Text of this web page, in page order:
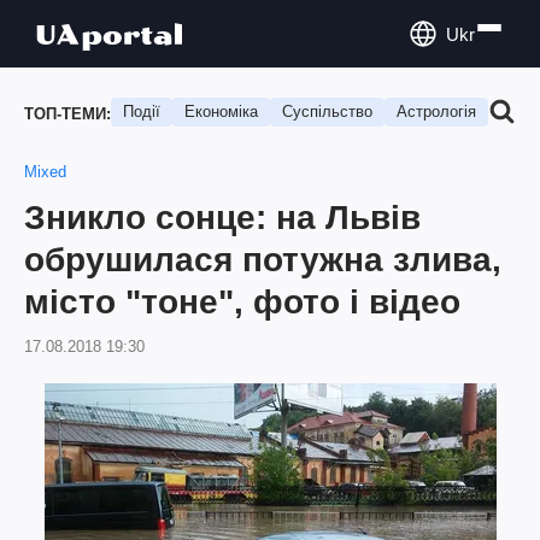
Ukr
ТОП-ТЕМИ: Події Економіка Суспільство Астрологія
Mixed
Зникло сонце: на Львів
обрушилася потужна злива,
місто "тоне", фото і відео
17.08.2018 19:30